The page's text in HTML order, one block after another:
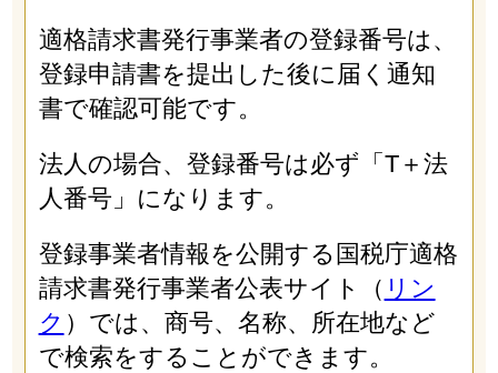
適格請求書発行事業者の登録番号は、
登録申請書を提出した後に届く通知
書で確認可能です。
法人の場合、登録番号は必ず「T＋法
人番号」になります。
登録事業者情報を公開する国税庁適格
請求書発行事業者公表サイト（ リン
ク ）では、商号、名称、所在地など
で検索をすることができます。